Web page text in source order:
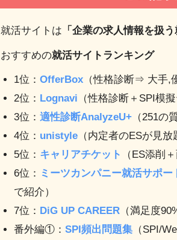
就活サイトは 「企業の求人情報を扱
おすすめの就活サイトランキング
1位：OfferBox （性格診断⇒ 大手,
2位： Lognavi （性格診断＋SPI模
3位：適性診断AnalyzeU+ （251の
4位： unistyle （内定者のESが見放
5位： キャリアチケット （ES添削
6位： ミーツカンパニー就活サポー
で紹介）
7位： DiG UP CAREER （満足度
番外編①：SPI頻出問題集 （SPI/